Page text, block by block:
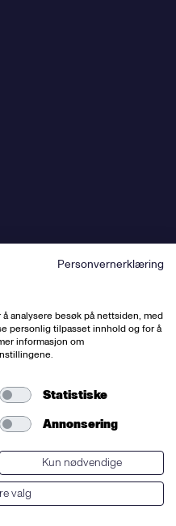
Personvernerklæring
analysere besøk på nettsiden, med
personlig tilpasset innhold og for å
informasjon om
Statistiske
Annonsering
Kun nødvendige
valg